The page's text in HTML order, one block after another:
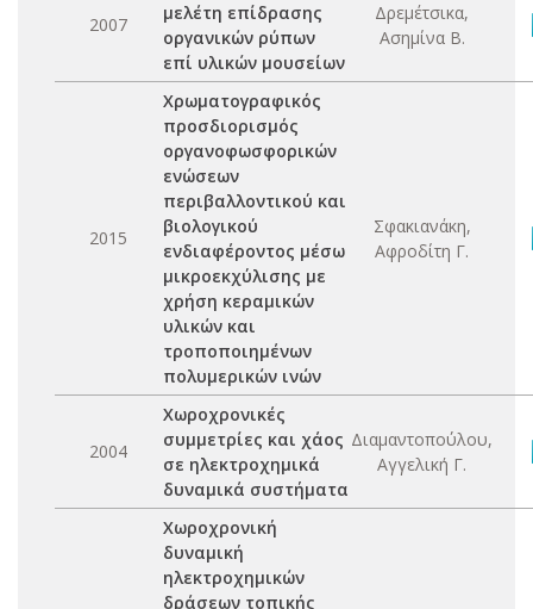
2007
μελέτη επίδρασης
οργανικών ρύπων
επί υλικών μουσείων
Δρεμέτσικα,
Ασημίνα Β.
2015
Χρωματογραφικός
προσδιορισμός
οργανοφωσφορικών
ενώσεων
περιβαλλοντικού και
βιολογικού
ενδιαφέροντος μέσω
μικροεκχύλισης με
χρήση κεραμικών
υλικών και
τροποποιημένων
πολυμερικών ινών
Σφακιανάκη,
Αφροδίτη Γ.
2004
Χωροχρονικές
συμμετρίες και χάος
σε ηλεκτροχημικά
δυναμικά συστήματα
Διαμαντοπούλου,
Αγγελική Γ.
Χωροχρονική
δυναμική
ηλεκτροχημικών
δράσεων τοπικής